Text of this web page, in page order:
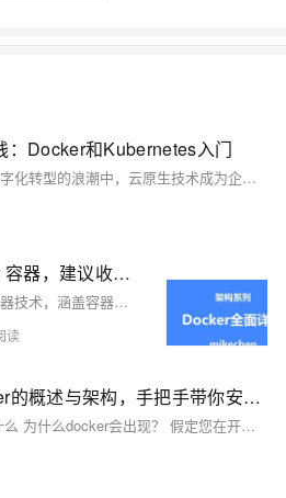
：Docker和Kubernetes入门
【10月更文挑战第37天】在数字化转型的浪潮中，云原生技术成为企业提升敏捷性和效率的关键。本篇文章将引导读者了解如何利用Docker进行容器化打包及部署，以及Kubernetes集群管理的基础操作，帮助初学者快速入门云原生的世界。通过实际案例分析，我们将深入探讨这些技术在现代IT架构中的应用与影响。
一文吃透云原生 Docker 容器，建议收藏！
本文深入解析云原生Docker容器技术，涵盖容器与Docker的概念、优势、架构设计及应用场景等，建议收藏。关注【mikechen的互联网架构】，10年+BAT架构经验倾囊相授。
【Docker】（1）Docker的概述与架构，手把手带你安装Docker，云原生路上不可缺少的一门技术！
1. Docker简介 1.1 Docker是什么 为什么docker会出现？ 假定您在开发一款平台项目，您的开发环境具有特定的配置。其他开发人员身处的环境配置也各有不同。 您正在开发的应用依赖于您当前的配置且还要依赖于某些配置文件。 您的企业还拥有标准化的测试和生产环境，且具有自身的配置和一系列支持文件。 **要求：**希望尽可能多在本地模拟这些环境而不产生重新创建服务器环境的开销 问题： 要如何确保应用能够在这些环境中运行和通过质量检测？ 在部署过程中不出现令人头疼的版本、配置问题 无需重新编写代码和进行故障修复